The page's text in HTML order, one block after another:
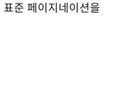
준 페이지네이션을